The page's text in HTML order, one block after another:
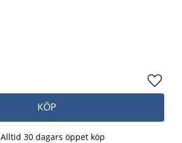
KÖP
Lägg
Alltid 30 dagars öppet köp